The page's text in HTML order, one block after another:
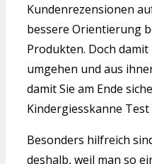
Kundenrezensionen
bessere Orientierung
Produkten. Doch
umgehen und aus
damit Sie am Ende
Kindergiesskanne
Besonders hilfreich
deshalb, weil man so